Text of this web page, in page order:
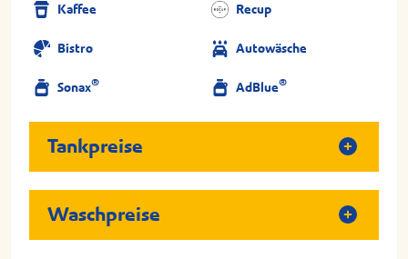
Kaffee Recup
Bistro Autowäsche
Sonax® AdBlue®
Tankpreise
Waschpreise